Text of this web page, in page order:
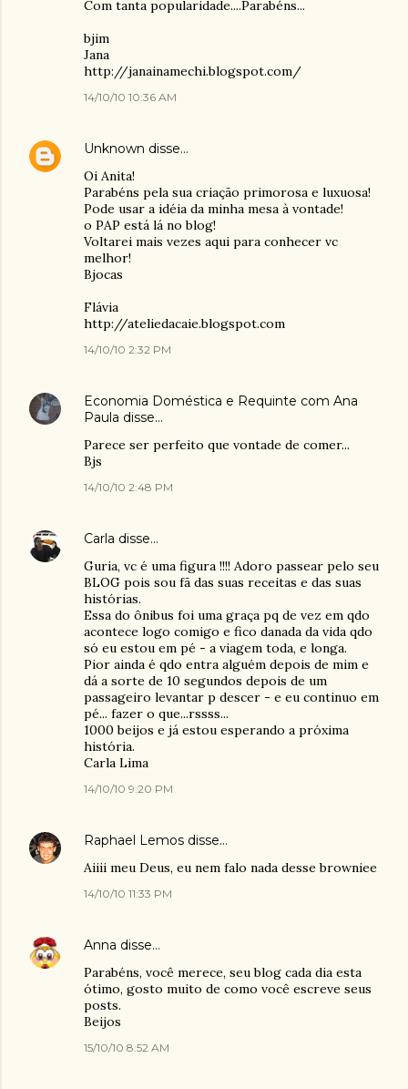
Com tanta popularidade....Parabéns...
bjim
Jana
http://janainamechi.blogspot.com/
14/10/10 10:36 AM
Unknown disse…
Oi Anita!
Parabéns pela sua criação primorosa e luxuosa!
Pode usar a idéia da minha mesa à vontade!
o PAP está lá no blog!
Voltarei mais vezes aqui para conhecer vc
melhor!
Bjocas
Flávia
http://ateliedacaie.blogspot.com
14/10/10 2:32 PM
Economia Doméstica e Requinte com Ana
Paula disse…
Parece ser perfeito que vontade de comer...
Bjs
14/10/10 2:48 PM
Carla disse…
Guria, vc é uma figura !!!! Adoro passear pelo seu
BLOG pois sou fã das suas receitas e das suas
histórias.
Essa do ônibus foi uma graça pq de vez em qdo
acontece logo comigo e fico danada da vida qdo
só eu estou em pé - a viagem toda, e longa.
Pior ainda é qdo entra alguém depois de mim e
dá a sorte de 10 segundos depois de um
passageiro levantar p descer - e eu continuo em
pé... fazer o que...rssss...
1000 beijos e já estou esperando a próxima
história.
Carla Lima
14/10/10 9:20 PM
Raphael Lemos disse…
Aiiii meu Deus, eu nem falo nada desse browniee
14/10/10 11:33 PM
Anna disse…
Parabéns, você merece, seu blog cada dia esta
ótimo, gosto muito de como você escreve seus
posts.
Beijos
15/10/10 8:52 AM